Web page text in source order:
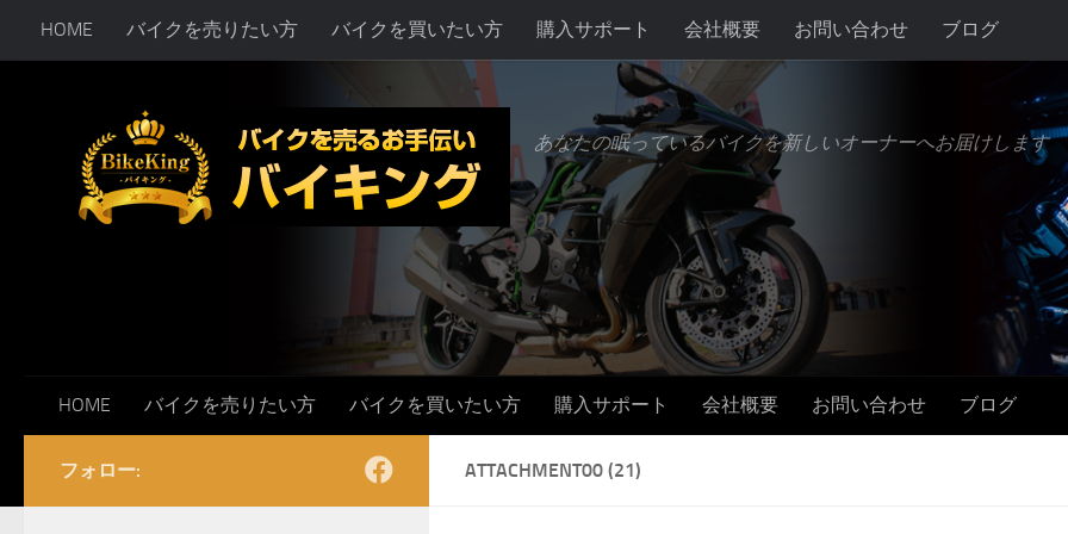
コンテンツへスキップ
HOME バイクを売りたい方 バイクを買いたい方 購入サポート 会社概要 お問い合わせ ブログ
あなたの眠っているバイクを新しいオーナーへお届けします
HOME バイクを売りたい方 バイクを買いたい方 購入サポート 会社概要 お問い合わせ ブログ
ATTACHMENT00 (21)
フォロー: